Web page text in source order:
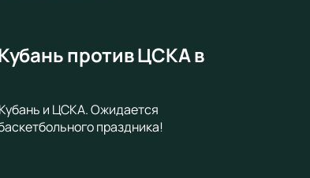
против ЦСКА в
и ЦСКА. Ожидается
праздника!